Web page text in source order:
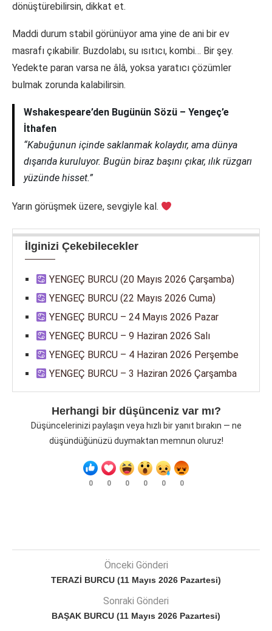
dönüştürebilirsin, dikkat et.
Maddi durum stabil görünüyor ama yine de ani bir ev
masrafı çıkabilir. Buzdolabı, su ısıtıcı, kombi… Bir şey.
Yedekte paran varsa ne âlâ, yoksa yaratıcı çözümler
bulmak zorunda kalabilirsin.
Wshakespeare’den Bugünün Sözü – Yengeç’e
İthafen
“Kabuğunun içinde saklanmak kolaydır, ama dünya
dışarıda kuruluyor. Bugün biraz başını çıkar, ılık rüzgarı
yüzünde hisset.”
Yarın görüşmek üzere, sevgiyle kal.
İlginizi Çekebilecekler
YENGEÇ BURCU (20 Mayıs 2026 Çarşamba)
YENGEÇ BURCU (22 Mayıs 2026 Cuma)
YENGEÇ BURCU – 24 Mayıs 2026 Pazar
YENGEÇ BURCU – 9 Haziran 2026 Salı
YENGEÇ BURCU – 4 Haziran 2026 Perşembe
YENGEÇ BURCU – 3 Haziran 2026 Çarşamba
Herhangi bir düşünceniz var mı?
Düşüncelerinizi paylaşın veya hızlı bir yanıt bırakın — ne
düşündüğünüzü duymaktan memnun oluruz!
0 0 0 0 0 0
Önceki Gönderi
TERAZİ BURCU (11 Mayıs 2026 Pazartesi)
Sonraki Gönderi
BAŞAK BURCU (11 Mayıs 2026 Pazartesi)